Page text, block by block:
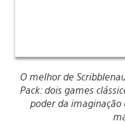
O melhor de
Pack: dois games
poder da imaginação